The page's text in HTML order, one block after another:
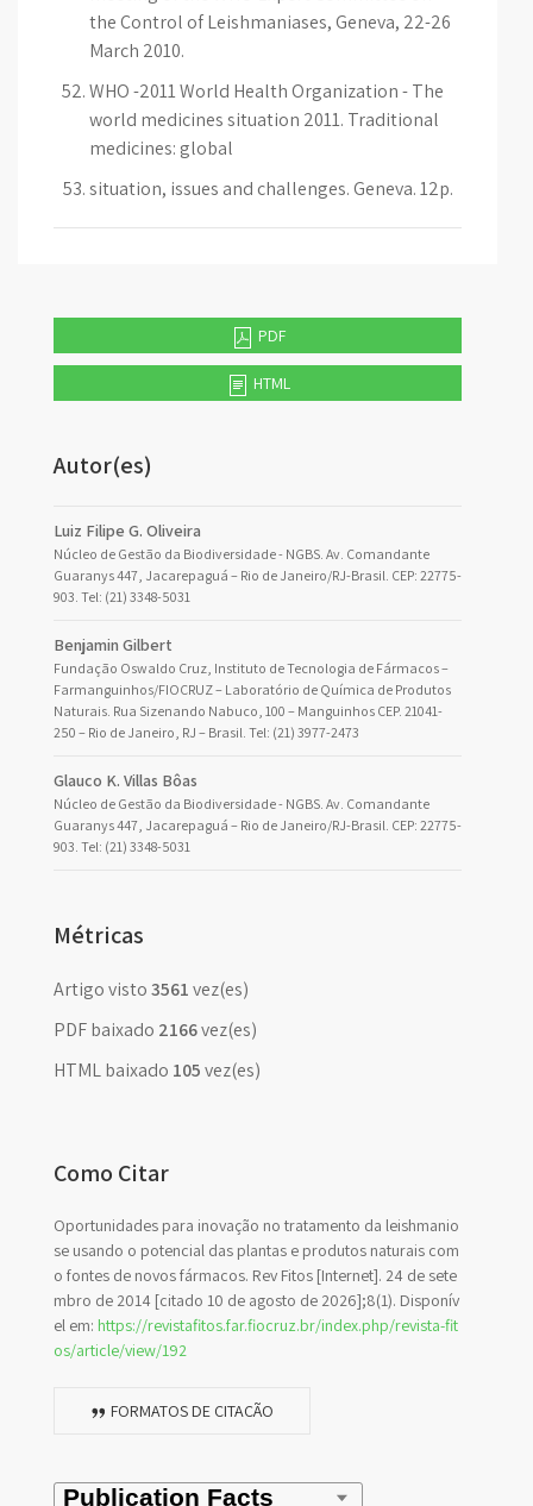
the Control of Leishmaniases, Geneva, 22-26
March 2010.
WHO -2011 World Health Organization - The
world medicines situation 2011. Traditional
medicines: global
situation, issues and challenges. Geneva. 12p.
PDF
HTML
Autor(es)
Luiz Filipe G. Oliveira
Núcleo de Gestão da Biodiversidade - NGBS. Av. Comandante
Guaranys 447, Jacarepaguá – Rio de Janeiro/RJ-Brasil. CEP: 22775-
903. Tel: (21) 3348-5031
Benjamin Gilbert
Fundação Oswaldo Cruz, Instituto de Tecnologia de Fármacos –
Farmanguinhos/FIOCRUZ – Laboratório de Química de Produtos
Naturais. Rua Sizenando Nabuco, 100 – Manguinhos CEP. 21041-
250 – Rio de Janeiro, RJ – Brasil. Tel: (21) 3977-2473
Glauco K. Villas Bôas
Núcleo de Gestão da Biodiversidade - NGBS. Av. Comandante
Guaranys 447, Jacarepaguá – Rio de Janeiro/RJ-Brasil. CEP: 22775-
903. Tel: (21) 3348-5031
Métricas
Artigo visto3561vez(es)
PDF baixado 2166vez(es)
HTML baixado 105vez(es)
Como Citar
Oportunidades para inovação no tratamento da leishmanio
se usando o potencial das plantas e produtos naturais com
o fontes de novos fármacos. Rev Fitos [Internet]. 24 de sete
mbro de 2014 [citado 10 de agosto de 2026];8(1). Disponív
el em: https://revistafitos.far.fiocruz.br/index.php/revista-fit
os/article/view/192
FORMATOS DE CITAÇÃO